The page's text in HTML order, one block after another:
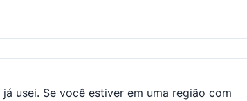
usei. Se você estiver em uma região com